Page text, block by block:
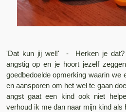
'Dat kun jij wel!' - Herken je dat?
angstig op en je hoort jezelf
goedbedoelde opmerking waarin we
en aansporen om het wel te gaan
angst gaat een kind ook niet
verhoud ik me dan naar mijn kind als